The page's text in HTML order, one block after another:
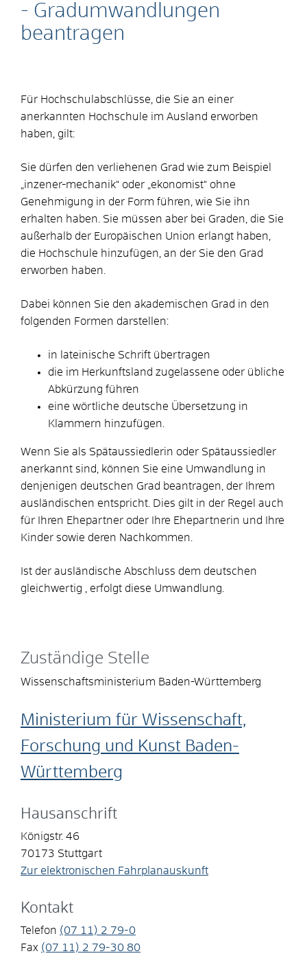
- Gradumwandlungen
beantragen
Für Hochschulabschlüsse, die Sie an einer
anerkannten Hochschule im Ausland erworben
haben, gilt:
Sie dürfen den verliehenen Grad wie zum Beispiel
„inzener-mechanik“ oder „ekonomist“ ohne
Genehmigung in der Form führen, wie Sie ihn
erhalten haben. Sie müssen aber bei Graden, die Sie
außerhalb der Europäischen Union erlangt haben,
die Hochschule hinzufügen, an der Sie den Grad
erworben haben.
Dabei können Sie den akademischen Grad in den
folgenden Formen darstellen:
in lateinische Schrift übertragen
die im Herkunftsland zugelassene oder übliche
Abkürzung führen
eine wörtliche deutsche Übersetzung in
Klammern hinzufügen.
Wenn Sie als Spätaussiedlerin oder Spätaussiedler
anerkannt sind, können Sie eine Umwandlung in
denjenigen deutschen Grad beantragen, der Ihrem
ausländischen entspricht. Dies gilt in der Regel auch
für Ihren Ehepartner oder Ihre Ehepartnerin und Ihre
Kinder sowie deren Nachkommen.
Ist der ausländische Abschluss dem deutschen
gleichwertig , erfolgt diese Umwandlung.
Zuständige Stelle
Wissenschaftsministerium Baden-Württemberg
Ministerium für Wissenschaft,
Forschung und Kunst Baden-
Württemberg
Hausanschrift
Königstr. 46
70173 Stuttgart
Zur elektronischen Fahrplanauskunft
Kontakt
Telefon (07 11) 2 79-0
Fax (07 11) 2 79-30 80